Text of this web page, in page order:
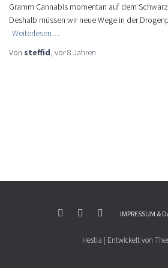
Gramm Cannabis momentan auf dem
Deshalb müssen wir neue Wege in der
Weiterlesen…
Von steffid, vor8 Jahren
IMPRESSUM &
Hestia | Entwickelt von